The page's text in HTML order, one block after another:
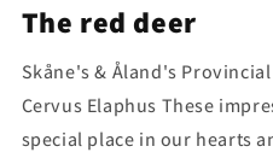
The red deer
Skåne's & Åland's
Cervus Elaphus These
special place in our hearts